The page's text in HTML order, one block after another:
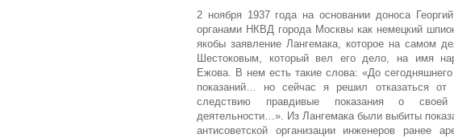
2 ноября 1937 года на основании доноса
органами НКВД города Москвы как немецкий
якобы заявление Лангемака, которое на самом
Шестоковым, который вел его дело, на имя
Ежова. В нем есть такие слова: «До
показаний… но сейчас я решил отказаться от
следствию правдивые показания о своей
деятельности…». Из Лангемака были выбиты
антисоветской организации инженеров ранее